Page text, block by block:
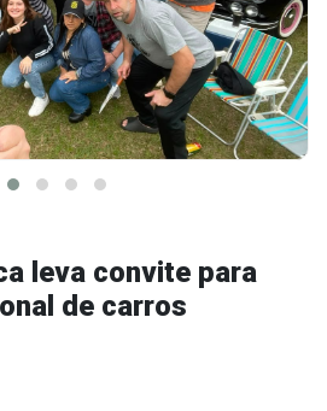
leva convite para
de carros